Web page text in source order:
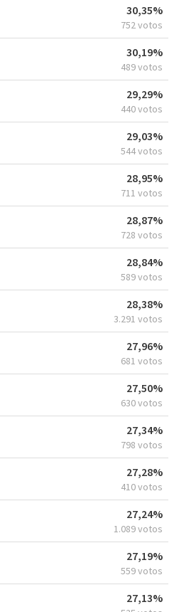
30,35%
752 votos
30,19%
489 votos
29,29%
440 votos
29,03%
544 votos
28,95%
711 votos
28,87%
728 votos
28,84%
589 votos
28,38%
3.291 votos
27,96%
681 votos
27,50%
630 votos
27,34%
798 votos
27,28%
410 votos
27,24%
1.089 votos
27,19%
559 votos
27,13%